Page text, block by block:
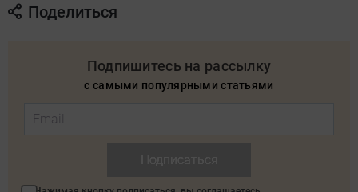
Поделиться
Подпишитесь на рассылку
с самыми популярными статьями